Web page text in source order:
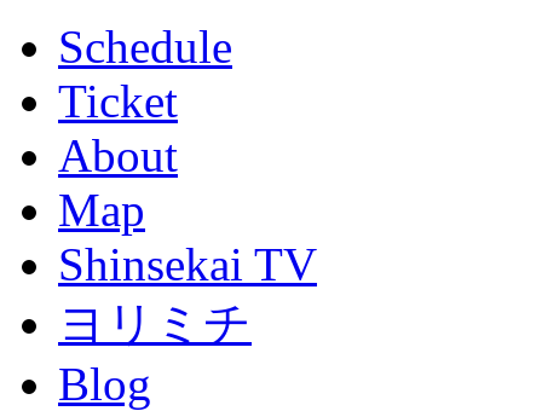
Schedule
Ticket
About
Map
Shinsekai TV
ヨリミチ
Blog